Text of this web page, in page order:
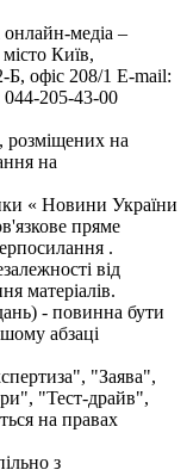
медіа –
Київ,
офіс 208/1 E-mail:
205-43-00
розміщених на
на
« Новини України
пряме
.
від
матеріалів.
- повинна бути
абзаці
"Заява",
"Тест-драйв",
на правах
з